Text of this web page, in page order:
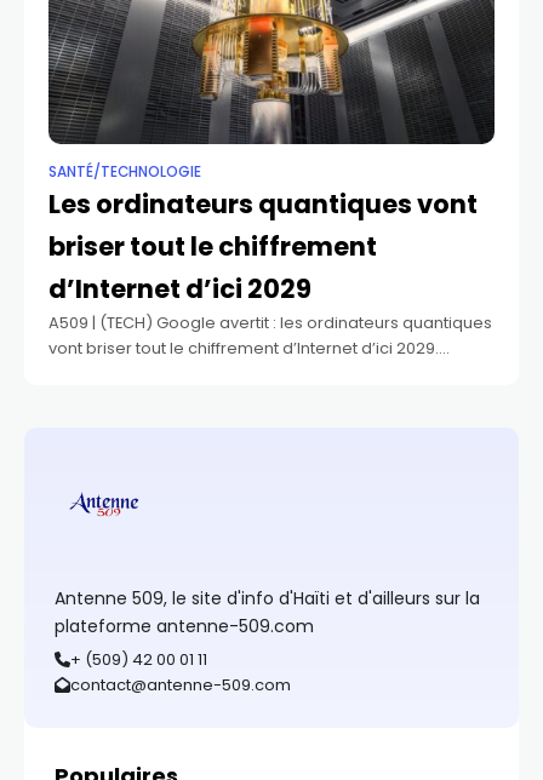
SANTÉ/TECHNOLOGIE
Les ordinateurs quantiques vont
briser tout le chiffrement
d’Internet d’ici 2029
A509 | (TECH) Google avertit : les ordinateurs quantiques
vont briser tout le chiffrement d’Internet d’ici 2029.
Antenne 509, le site d'info d'Haïti et d'ailleurs sur la
plateforme antenne-509.com
+ (509) 42 00 01 11
contact@antenne-509.com